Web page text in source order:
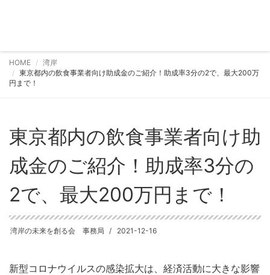
HOME
湾岸
東京都内の飲食事業者向け助成金のご紹介！助成率3分の2で、最大200万
円まで！
東京都内の飲食事業者向け助
成金のご紹介！助成率3分の
2で、最大200万円まで！
湾岸の未来を創る会 事務局 2021-12-16
新型コロナウイルスの感染拡大は、経済活動に大きな影響